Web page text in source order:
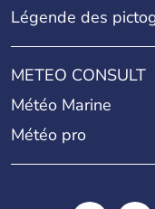
Légende des
METEO CONSULT
Météo Marine
Météo pro